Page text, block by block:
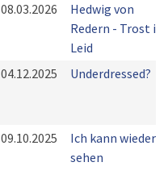
08.03.2026
Hedwig von
Redern - Trost im
Leid
04.12.2025 Underdressed?
09.10.2025
Ich kann wieder
sehen